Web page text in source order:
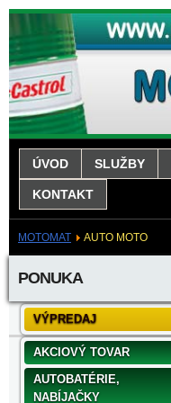
ÚVOD SLUŽBY
KONTAKT
MOTOMAT AUTO MOTO
PONUKA
VÝPREDAJ
AKCIOVÝ TOVAR
AUTOBATÉRIE,
NABÍJAČKY